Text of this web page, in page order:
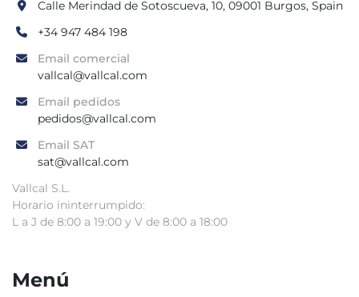
Calle Merindad de Sotoscueva, 10, 09001 Burgos, Spain
+34 947 484 198
Email comercial
vallcal@vallcal.com
Email pedidos
pedidos@vallcal.com
Email SAT
sat@vallcal.com
Vallcal S.L.
Horario ininterrumpido:
L a J de 8:00 a 19:00 y V de 8:00 a 18:00
Menú